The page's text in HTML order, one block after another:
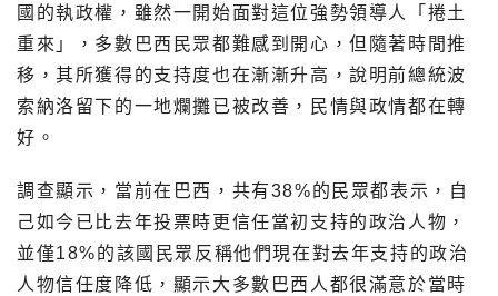
國的執政權，雖然一開始面對這位強勢領導人「捲土
重來」，多數巴西民眾都難感到開心，但隨著時間推
移，其所獲得的支持度也在漸漸升高，說明前總統波
索納洛留下的一地爛攤已被改善，民情與政情都在轉
好。
調查顯示，當前在巴西，共有38%的民眾都表示，自
己如今已比去年投票時更信任當初支持的政治人物，
並僅18%的該國民眾反稱他們現在對去年支持的政治
人物信任度降低，顯示大多數巴西人都很滿意於當時